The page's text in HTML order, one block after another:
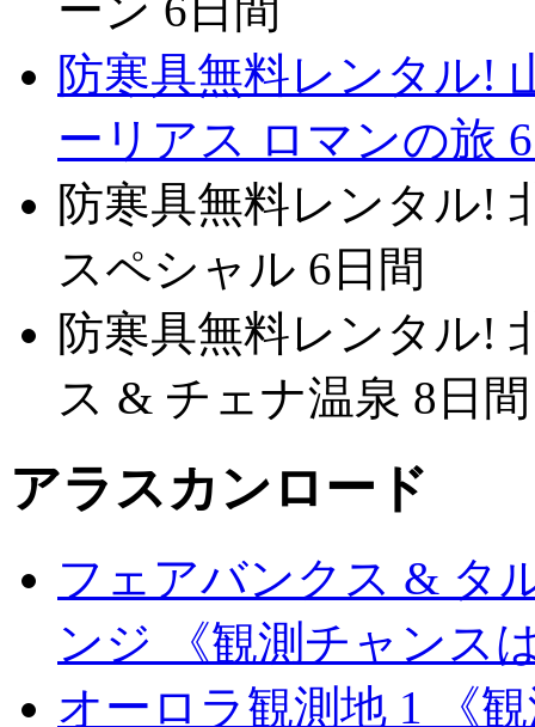
防寒具無料レンタル!
ーリアス ロマンの旅
防寒具無料レンタル!
スペシャル 6日間
防寒具無料レンタル!
ス & チェナ温泉 8日間
アラスカンロード
フェアバンクス & タ
ンジ 《観測チャンス
オーロラ観測地 1 《